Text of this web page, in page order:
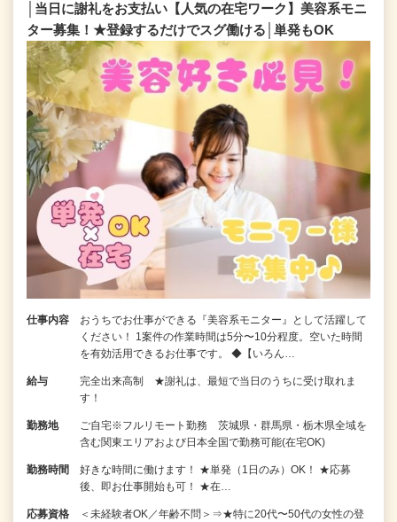
│当日に謝礼をお支払い【人気の在宅ワーク】美容系モニ
ター募集！★登録するだけでスグ働ける│単発もOK
仕事内容
おうちでお仕事ができる『美容系モニター』として活躍して
ください！ 1案件の作業時間は5分〜10分程度。空いた時間
を有効活用できるお仕事です。 ◆【いろん…
給与
完全出来高制 ★謝礼は、最短で当日のうちに受け取れま
す！
勤務地
ご自宅※フルリモート勤務 茨城県・群馬県・栃木県全域を
含む関東エリアおよび日本全国で勤務可能(在宅OK)
勤務時間
好きな時間に働けます！ ★単発（1日のみ）OK！ ★応募
後、即お仕事開始も可！ ★在…
応募資格
＜未経験者OK／年齢不問＞⇒★特に20代〜50代の女性の登